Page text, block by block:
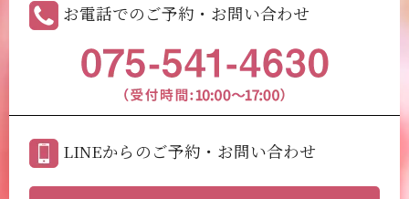
お電話でのご予約・お問い合わせ
LINEからのご予約・お問い合わせ